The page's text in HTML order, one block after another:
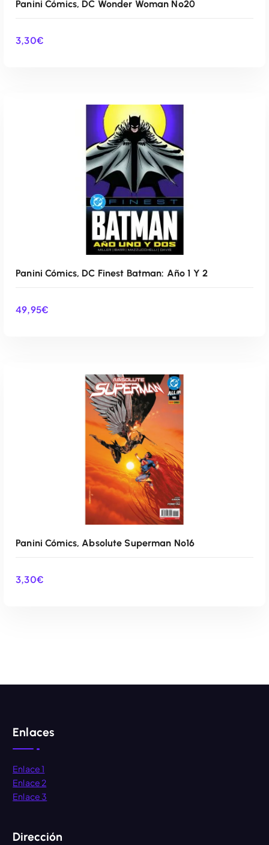
AÑADIR AL CARRITO
Panini Cómics, DC Wonder Woman Nº20
3,30€
AÑADIR AL CARRITO
Panini Cómics, DC Finest Batman: Año 1 Y 2
49,95€
Panini Cómics, Absolute Superman Nº16
3,30€
Enlaces
Enlace 1
Enlace 2
Enlace 3
Dirección